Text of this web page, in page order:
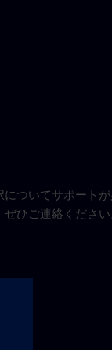
ついてサポート
ひご連絡ください